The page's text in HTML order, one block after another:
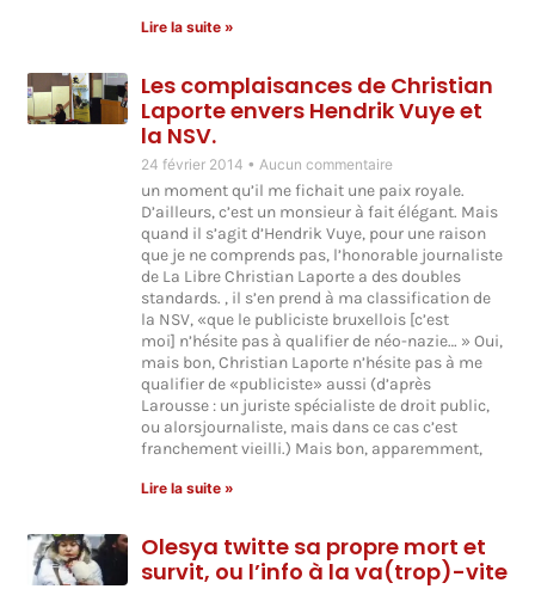
Lire la suite »
Les complaisances de Christian
Laporte envers Hendrik Vuye et
la NSV.
24 février 2014 Aucun commentaire
un moment qu’il me fichait une paix royale.
D’ailleurs, c’est un monsieur à fait élégant. Mais
quand il s’agit d’Hendrik Vuye, pour une raison
que je ne comprends pas, l’honorable journaliste
de La Libre Christian Laporte a des doubles
standards. , il s’en prend à ma classification de
la NSV, «que le publiciste bruxellois [c’est
moi] n’hésite pas à qualifier de néo-nazie… » Oui,
mais bon, Christian Laporte n’hésite pas à me
qualifier de «publiciste» aussi (d’après
Larousse : un juriste spécialiste de droit public,
ou alorsjournaliste, mais dans ce cas c’est
franchement vieilli.) Mais bon, apparemment,
Lire la suite »
Olesya twitte sa propre mort et
survit, ou l’info à la va(trop)-vite